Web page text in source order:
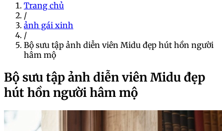
Trang chủ
/
ảnh gái xinh
/
Bộ sưu tập ảnh diễn viên Midu đẹp hút hồn người
hâm mộ
Bộ sưu tập ảnh diễn viên Midu đẹp
hút hồn người hâm mộ